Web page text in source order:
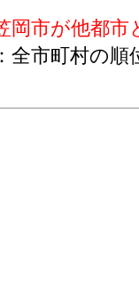
価値額
資産年末現
業所における
加工所の数
給与総額[百
び派遣受入
料、燃料、
含む年間原材
岡市が他都
全市町村の順